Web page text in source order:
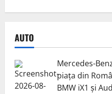
AUTO
Mercedes-
piața din
BMW iX1 și